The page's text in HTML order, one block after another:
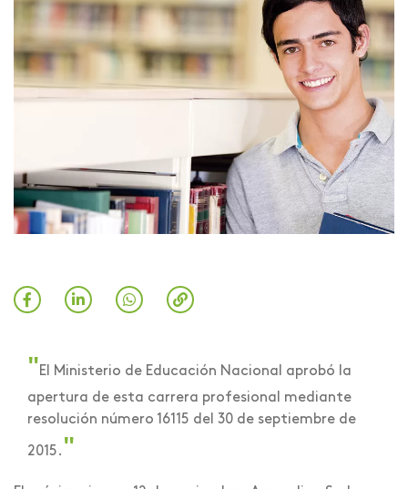
"El Ministerio de Educación Nacional aprobó la
apertura de esta carrera profesional mediante
resolución número 16115 del 30 de septiembre de
2015. "